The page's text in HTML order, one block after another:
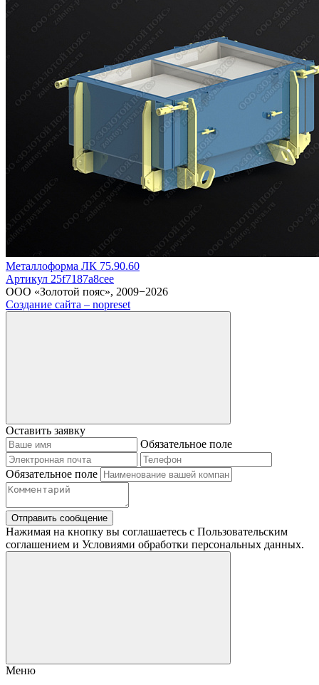
Металлоформа ЛК 75.90.60
Артикул 25f7187a8cee
ООО «Золотой пояс», 2009−2026
Создание сайта – nopreset
Оставить заявку
Обязательное поле
Обязательное поле
Отправить сообщение
Нажимая на кнопку вы соглашаетесь с Пользовательским
соглашением и Условиями обработки персональных данных.
Меню